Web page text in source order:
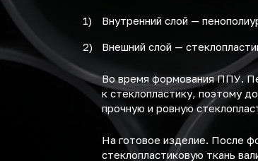
Внутренний слой —
Внешний слой —
Во время формования ППУ.
к стеклопластику, поэтому
прочную и ровную
На готовое изделие. После
стеклопластиковую ткань